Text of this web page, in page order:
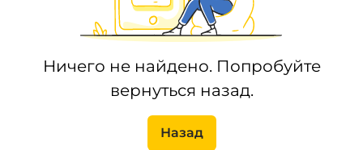
Ничего не найдено. Попробуйте
вернуться назад.
Назад